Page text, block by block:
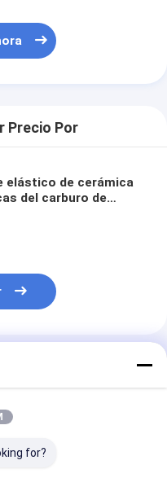
Precio Por
elástico de cerámica
del carburo de
for?